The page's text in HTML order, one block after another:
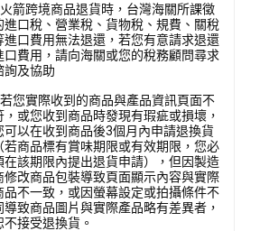
嚴格的品質管理，讓您安心選購。小
讓您輕鬆掌握每次用量，保持食材的新
提供，產品資訊部分文字係由AI產出
關說明應以實際產品標示資訊為準>
箭跨境商品退貨時，台灣海關所課徵
進口稅、營業稅、貨物稅、規費、關稅
進口費用無法退還，若您有意請求退還
口費用，請向海關或您的稅務顧問尋求
詢及協助
您實際收到的商品與產品資訊頁面不
，或您收到商品時發現有瑕疵或損壞，
可以在收到商品後3個月內申請退換貨
（若商品標有賞味期限或有效期限，您必
在該期限內提出退貨申請），但因製造
修改商品包裝導致頁面顯示內容與實際
品不一致，或因螢幕設定或拍攝條件不
導致商品圖片與實際產品略有差異者，
不接受退換貨。